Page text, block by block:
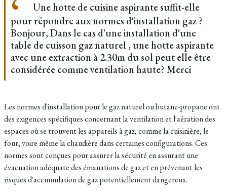
Une hotte de cuisine aspirante suffit-elle
pour répondre aux normes d'installation gaz ?
Bonjour, Dans le cas d'une installation d'une
table de cuisson gaz naturel , une hotte aspirante
avec une extraction à 2.30m du sol peut elle être
considérée comme ventilation haute? Merci
Les normes d'installation pour le gaz naturel ou butane-propane ont
des exigences spécifiques concernant la ventilation et l'aération des
espaces où se trouvent les appareils à gaz, comme la cuisinière, le
four, voire même la chaudière dans certaines configurations. Ces
normes sont conçues pour assurer la sécurité en assurant une
évacuation adéquate des émanations de gaz et en prévenant les
risques d'accumulation de gaz potentiellement dangereux.